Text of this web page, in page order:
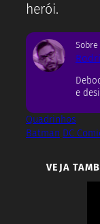
herói.
e
Quadrinhos
Batman DC
VEJA